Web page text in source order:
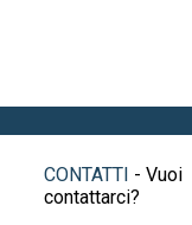
CONTATTI - Vuoi
contattarci?